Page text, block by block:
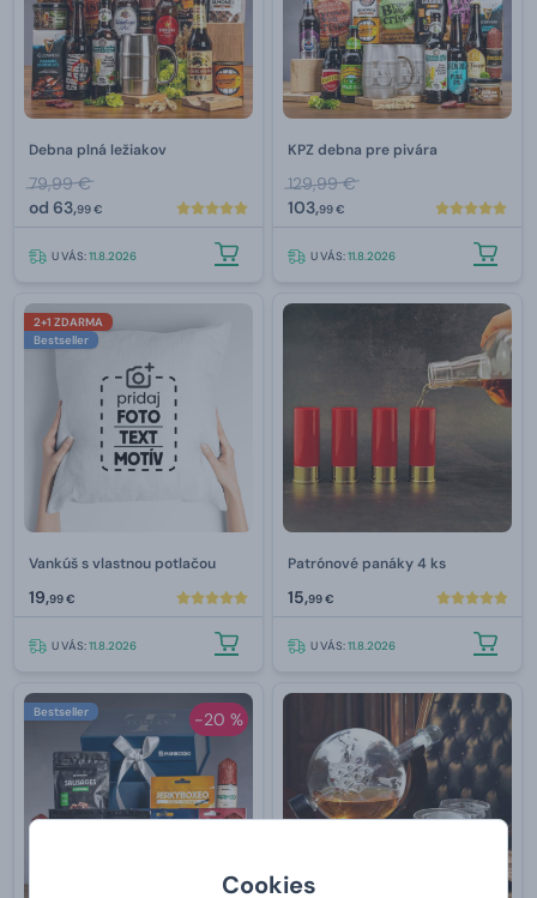
Cookies
Debna plná ležiakov
79,99 €
od 63,99 €
U VÁS:11.8.2026
KPZ debna pre pivára
129,99 €
103,99 €
U VÁS:11.8.2026
2+1 ZDARMA
Bestseller
Vankúš s vlastnou potlačou
19,99 €
U VÁS:11.8.2026
Patrónové panáky 4 ks
15,99 €
U VÁS:11.8.2026
-20 %
Bestseller